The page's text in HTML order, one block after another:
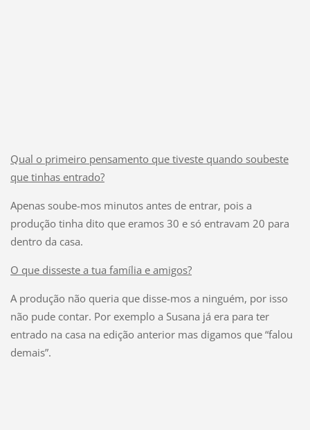
Qual o primeiro pensamento que tiveste quando soubeste
que tinhas entrado?
Apenas soube-mos minutos antes de entrar, pois a
produção tinha dito que eramos 30 e só entravam 20 para
dentro da casa.
O que disseste a tua família e amigos?
A produção não queria que disse-mos a ninguém, por isso
não pude contar. Por exemplo a Susana já era para ter
entrado na casa na edição anterior mas digamos que “falou
demais”.